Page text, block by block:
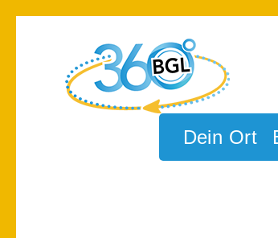
Hauptnavigation
BGL360grad
Dein Ort